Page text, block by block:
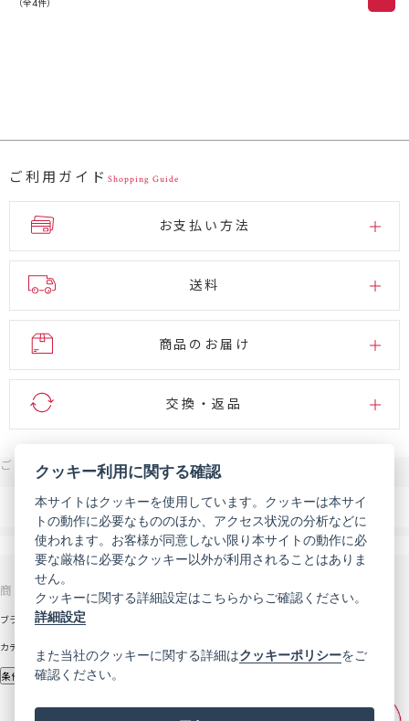
（全4件）
ご利用ガイド Shopping Guide
お支払い方法
送料
商品のお届け
交換・返品
ご注文・お問い合わせはこちら
電話 0120-007-444
受付時間 9:00～18:00（年末年始などを除く）
メール お問い合わせフォーム
商品を探す
ブランドから探す
カテゴリから探す
条件から探す
サポート
初めての方へ
クッキー利用に関する確認
本サイトはクッキーを使用しています。クッキーは本サイ
トの動作に必要なもののほか、アクセス状況の分析などに
使われます。お客様が同意しない限り本サイトの動作に必
要な厳格に必要なクッキー以外が利用されることはありま
せん。
クッキーに関する詳細設定はこちらからご確認ください。
詳細設定
また当社のクッキーに関する詳細はクッキーポリシーをご
確認ください。